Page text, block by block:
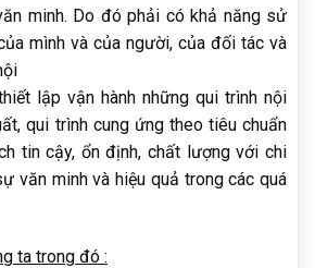
minh. Do đó phải có khả năng sử
mình và của người, của đối tác và
lập vận hành những qui trình nội
qui trình cung ứng theo tiêu chuẩn
tin cậy, ổn định, chất lượng với chi
văn minh và hiệu quả trong các quá
ta trong đó :